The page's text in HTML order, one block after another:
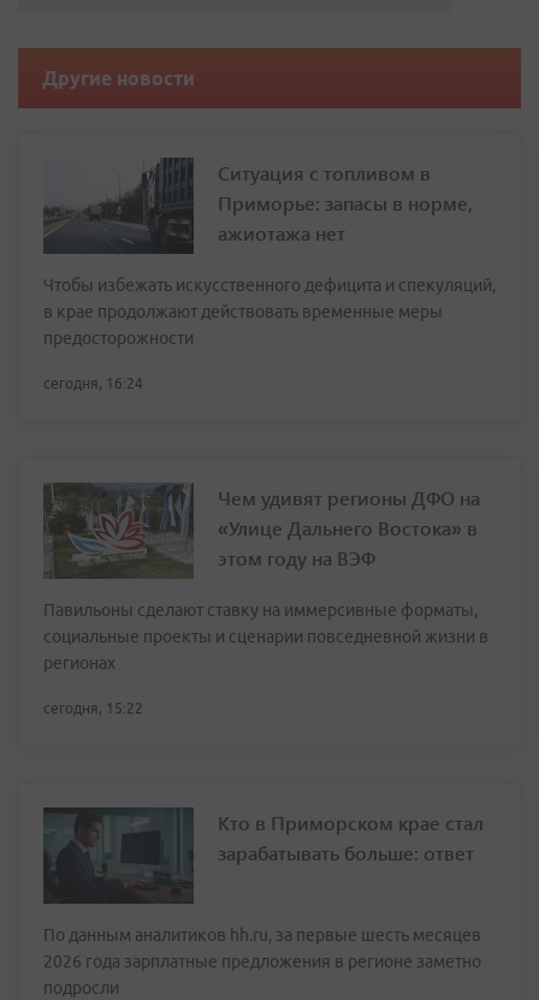
Другие новости
Ситуация с топливом в
Приморье: запасы в норме,
ажиотажа нет
Чтобы избежать искусственного дефицита и спекуляций,
в крае продолжают действовать временные меры
предосторожности
сегодня, 16:24
Чем удивят регионы ДФО на
«Улице Дальнего Востока» в
этом году на ВЭФ
Павильоны сделают ставку на иммерсивные форматы,
социальные проекты и сценарии повседневной жизни в
регионах
сегодня, 15:22
Кто в Приморском крае стал
зарабатывать больше: ответ
По данным аналитиков hh.ru, за первые шесть месяцев
2026 года зарплатные предложения в регионе заметно
подросли